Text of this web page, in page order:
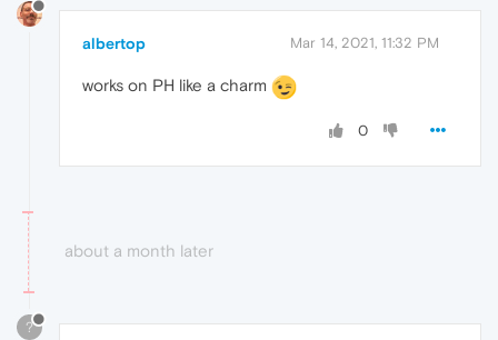
albertop Mar 14, 2021, 11:32 PM
works on PH like a charm
0
about a month later
?